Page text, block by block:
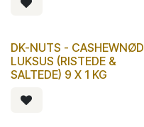
DK-NUTS - CASHEWNØD
LUKSUS (RISTEDE &
SALTEDE) 9 X 1 KG